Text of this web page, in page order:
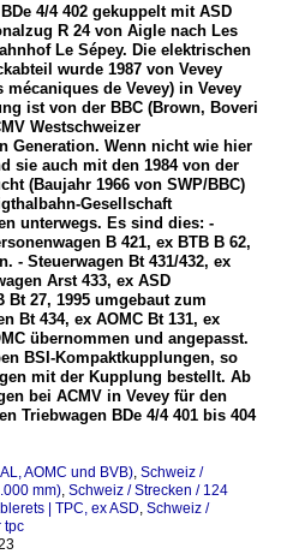
4/4 402 gekuppelt mit ASD
R 24 von Aigle nach Les
Le Sépey. Die elektrischen
wurde 1987 von Vevey
de Vevey) in Vevey
ist von der BBC (Brown, Boveri
Westschweizer
Generation. Wenn nicht wie hier
sie auch mit den 1984 von der
(Baujahr 1966 von SWP/BBC)
Gesellschaft
unterwegs. Es sind dies: -
B 421, ex BTB B 62,
- Steuerwagen Bt 431/432, ex
Arst 433, ex ASD
Bt 27, 1995 umgebaut zum
Bt 434, ex AOMC Bt 131, ex
übernommen und angepasst.
BSI-Kompaktkupplungen, so
mit der Kupplung bestellt. Ab
bei ACMV in Vevey für den
Triebwagen BDe 4/4 401 bis 404
AOMC und BVB), Schweiz /
mm), Schweiz / Strecken / 124
| TPC, ex ASD, Schweiz /
tpc